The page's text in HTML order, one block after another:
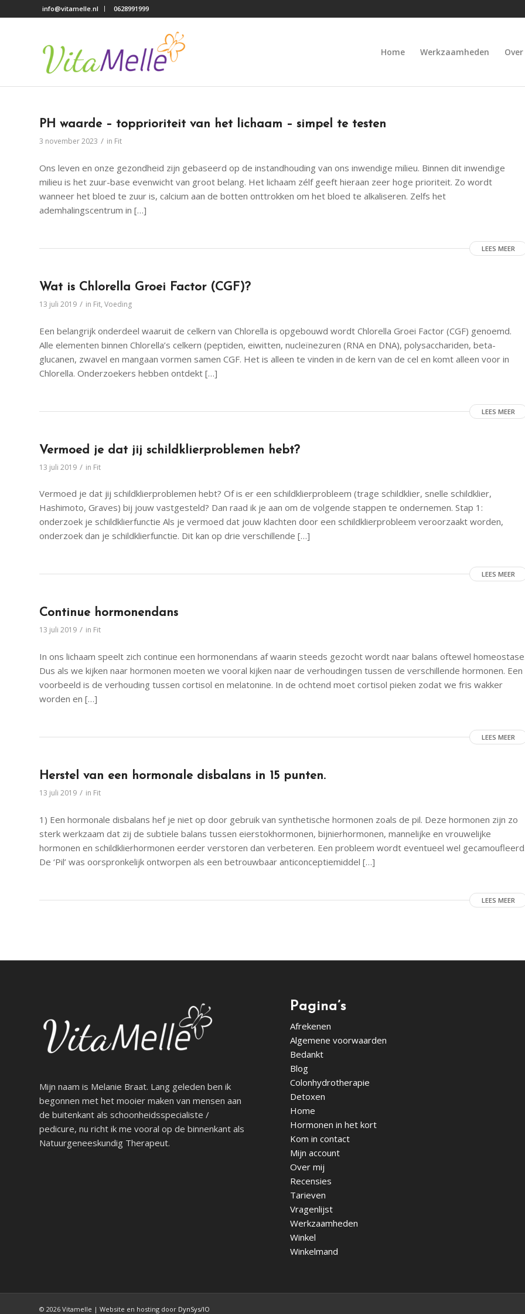
info@vitamelle.nl 0628991999
Home Werkzaamheden
PH waarde – topprioriteit van het lichaam – simpel te testen
3 november 2023 / in Fit
Ons leven en onze gezondheid zijn gebaseerd op de instandhouding van ons inwendige milieu. Binnen dit inwendige
milieu is het zuur-base evenwicht van groot belang. Het lichaam zélf geeft hieraan zeer hoge prioriteit. Zo wordt
wanneer het bloed te zuur is, calcium aan de botten onttrokken om het bloed te alkaliseren. Zelfs het
ademhalingscentrum in […]
LEES MEER
Wat is Chlorella Groei Factor (CGF)?
13 juli 2019 / in Fit, Voeding
Een belangrijk onderdeel waaruit de celkern van Chlorella is opgebouwd wordt Chlorella Groei Factor (CGF) genoemd.
Alle elementen binnen Chlorella’s celkern (peptiden, eiwitten, nucleïnezuren (RNA en DNA), polysacchariden, beta-
glucanen, zwavel en mangaan vormen samen CGF. Het is alleen te vinden in de kern van de cel en komt alleen voor in
Chlorella. Onderzoekers hebben ontdekt […]
LEES MEER
Vermoed je dat jij schildklierproblemen hebt?
13 juli 2019 / in Fit
Vermoed je dat jij schildklierproblemen hebt? Of is er een schildklierprobleem (trage schildklier, snelle schildklier,
Hashimoto, Graves) bij jouw vastgesteld? Dan raad ik je aan om de volgende stappen te ondernemen. Stap 1:
onderzoek je schildklierfunctie Als je vermoed dat jouw klachten door een schildklierprobleem veroorzaakt worden,
onderzoek dan je schildklierfunctie. Dit kan op drie verschillende […]
LEES MEER
Continue hormonendans
13 juli 2019 / in Fit
In ons lichaam speelt zich continue een hormonendans af waarin steeds gezocht wordt naar balans oftewel
Dus als we kijken naar hormonen moeten we vooral kijken naar de verhoudingen tussen de verschillende hormonen. Een
voorbeeld is de verhouding tussen cortisol en melatonine. In de ochtend moet cortisol pieken zodat we fris wakker
worden en […]
LEES MEER
Herstel van een hormonale disbalans in 15 punten.
13 juli 2019 / in Fit
1) Een hormonale disbalans hef je niet op door gebruik van synthetische hormonen zoals de pil. Deze hormonen zijn zo
sterk werkzaam dat zij de subtiele balans tussen eierstokhormonen, bijnierhormonen, mannelijke en vrouwelijke
hormonen en schildklierhormonen eerder verstoren dan verbeteren. Een probleem wordt eventueel wel
De ‘Pil’ was oorspronkelijk ontworpen als een betrouwbaar anticonceptiemiddel […]
LEES MEER
Mijn naam is Melanie Braat. Lang geleden ben ik
begonnen met het mooier maken van mensen aan
de buitenkant als schoonheidsspecialiste /
pedicure, nu richt ik me vooral op de binnenkant als
Natuurgeneeskundig Therapeut.
Pagina’s
Afrekenen
Algemene voorwaarden
Bedankt
Blog
Colonhydrotherapie
Detoxen
Home
Hormonen in het kort
Kom in contact
Mijn account
Over mij
Recensies
Tarieven
Vragenlijst
Werkzaamheden
Winkel
Winkelmand
© 2026 Vitamelle | Website en hosting door DynSys/IO